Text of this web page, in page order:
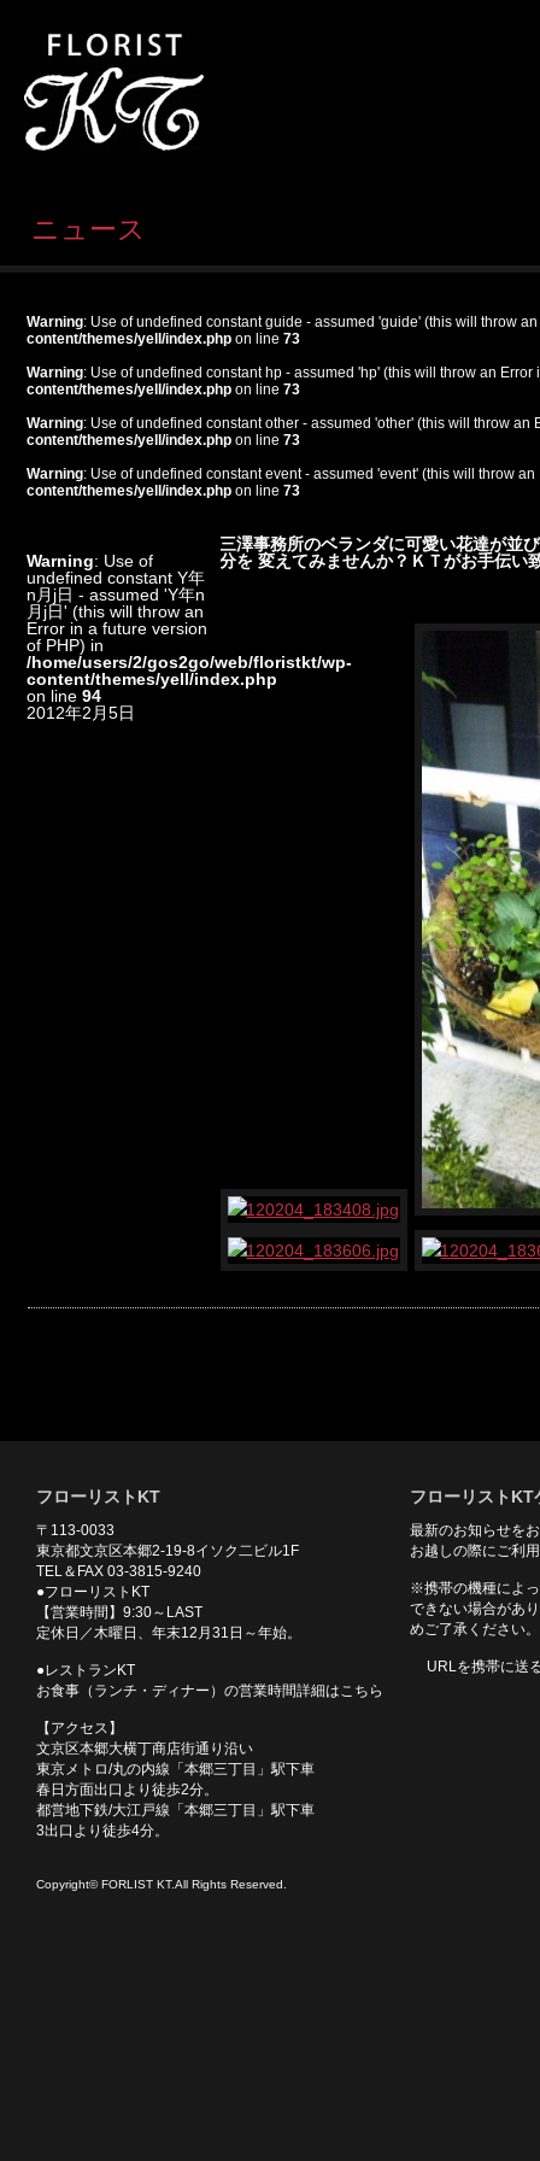
ニュース
Warning: Use of undefined constant guide - assumed 'guide' (this will throw
content/themes/yell/index.php on line73
Warning: Use of undefined constant hp - assumed 'hp' (this will throw an
content/themes/yell/index.php on line73
Warning: Use of undefined constant other - assumed 'other' (this will throw
content/themes/yell/index.php on line73
Warning: Use of undefined constant event - assumed 'event' (this will throw
content/themes/yell/index.php on line73
Warning: Use of
undefined constant Y年
n月j日 - assumed 'Y年n
月j日' (this will throw an
Error in a future version
of PHP) in
/home/users/2/gos2go/web/floristkt/wp-
content/themes/yell/index.php
on line94
2012年2月5日
三澤事務所のベランダに可愛い花達が並
分を 変えてみませんか？ＫＴがお手伝い
フローリストKT
〒113-0033
東京都文京区本郷2-19-8イソク二ビル1F
TEL＆FAX 03-3815-9240
●フローリストKT
【営業時間】9:30～LAST
定休日／木曜日、年末12月31日～年始。
●レストランKT
お食事（ランチ・ディナー）の営業時間詳細はこちら
【アクセス】
文京区本郷大横丁商店街通り沿い
東京メトロ/丸の内線「本郷三丁目」駅下車
春日方面出口より徒歩2分。
都営地下鉄/大江戸線「本郷三丁目」駅下車
3出口より徒歩4分。
フローリストKT
最新のお知らせを
お越しの際にご利
※携帯の機種によ
できない場合があ
めご了承ください。
URLを携帯に送
Copyright© FORLIST KT.All Rights Reserved.